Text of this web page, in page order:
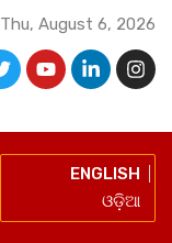
Thu, August 6, 2026
ENGLISH
ଓଡ଼ିଆ